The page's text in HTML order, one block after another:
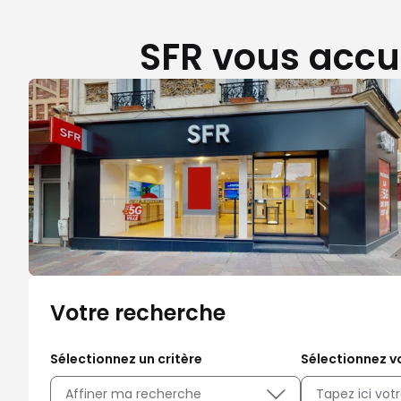
SFR vous
Votre recherche
Sélectionnez un critère
Affiner ma recherche
Sélectionnez